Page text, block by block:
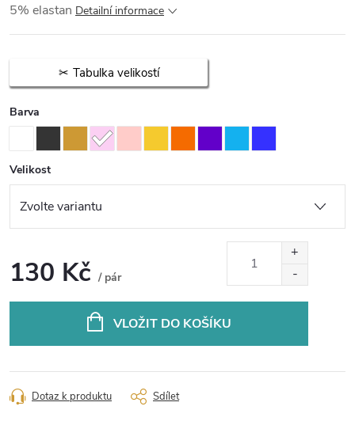
5% elastan Detailní informace
Tabulka velikostí
Barva
Velikost
130 Kč / pár
VLOŽIT DO KOŠÍKU
Dotaz k produktu Sdílet